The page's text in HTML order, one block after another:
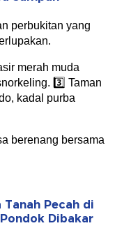
perbukitan yang
merah muda
3️⃣ Taman
kadal purba
berenang bersama
Pecah di
Dibakar